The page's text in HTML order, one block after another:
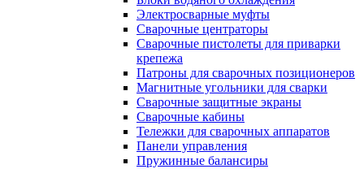
Электросварные муфты
Сварочные центраторы
Сварочные пистолеты для приварки
крепежа
Патроны для сварочных позиционеров
Магнитные угольники для сварки
Сварочные защитные экраны
Сварочные кабины
Тележки для сварочных аппаратов
Панели управления
Пружинные балансиры